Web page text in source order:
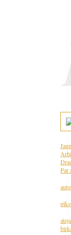
Par
ateja